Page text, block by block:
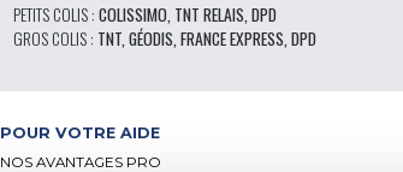
PETITS COLIS : COLISSIMO, TNT RELAIS, DPD
GROS COLIS : TNT, GÉODIS, FRANCE EXPRESS, DPD
POUR VOTRE AIDE
NOS AVANTAGES PRO